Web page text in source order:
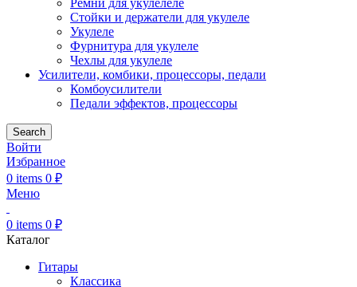
Ремни для укулелеле
Стойки и держатели для укулеле
Укулеле
Фурнитура для укулеле
Чехлы для укулеле
Усилители, комбики, процессоры, педали
Комбоусилители
Педали эффектов, процессоры
Search
Войти
Избранное
0 items 0 ₽
Меню
0 items 0 ₽
Каталог
Гитары
Классика